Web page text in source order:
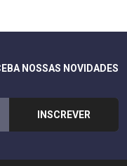
NOSSAS NOVIDADES